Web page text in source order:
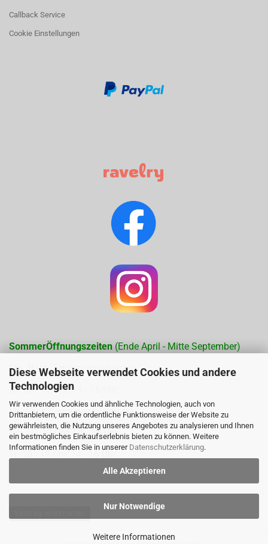
Diese Webseite verwendet Cookies und andere
Technologien
Wir verwenden Cookies und ähnliche Technologien, auch von
Drittanbietern, um die ordentliche Funktionsweise der Website zu
gewährleisten, die Nutzung unseres Angebotes zu analysieren und Ihnen
ein bestmögliches Einkaufserlebnis bieten zu können. Weitere
Informationen finden Sie in unserer Datenschutzerklärung.
Alle Akzeptieren
Nur Notwendige
Weitere Informationen
Callback Service
Cookie Einstellungen
SommerÖffnungszeiten (Ende April - Mitte September)
Mo. Nach Terminvereinbarung
Di. 10 - 12 Uhr, 14 - 16 Uhr
Mi. Nach Terminvereinbarung
Do. 10- 12 Uhr, 14 - 16 Uhr